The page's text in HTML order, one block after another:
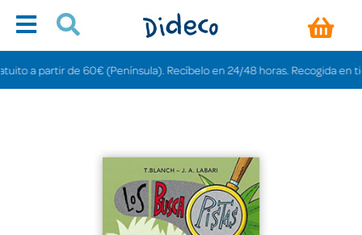
partir de 60€ (Península). Recíbelo en 24/48 horas. Recogida en